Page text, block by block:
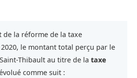
de la réforme de la taxe
le montant total perçu par le
Thibault au titre de la taxe
comme suit :